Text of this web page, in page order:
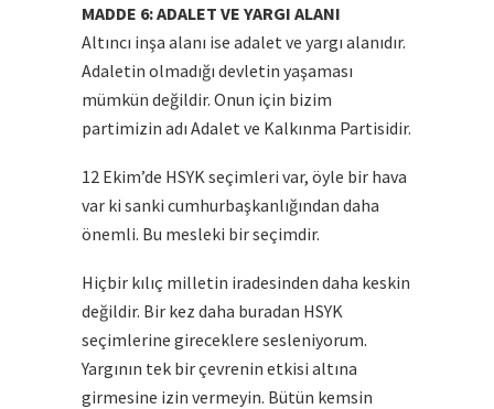
MADDE 6: ADALET VE YARGI ALANI
Altıncı inşa alanı ise adalet ve yargı alanıdır.
Adaletin olmadığı devletin yaşaması
mümkün değildir. Onun için bizim
partimizin adı Adalet ve Kalkınma Partisidir.
12 Ekim’de HSYK seçimleri var, öyle bir hava
var ki sanki cumhurbaşkanlığından daha
önemli. Bu mesleki bir seçimdir.
Hiçbir kılıç milletin iradesinden daha keskin
değildir. Bir kez daha buradan HSYK
seçimlerine gireceklere sesleniyorum.
Yargının tek bir çevrenin etkisi altına
girmesine izin vermeyin. Bütün kemsin